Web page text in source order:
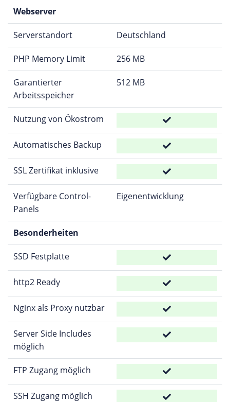
Webserver
Serverstandort Deutschland
PHP Memory Limit 256 MB
Garantierter
Arbeitsspeicher
512 MB
Nutzung von Ökostrom
Automatisches Backup
SSL Zertifikat inklusive
Verfügbare Control-
Panels
Eigenentwicklung
Besonderheiten
SSD Festplatte
http2 Ready
Nginx als Proxy nutzbar
Server Side Includes
möglich
FTP Zugang möglich
SSH Zugang möglich